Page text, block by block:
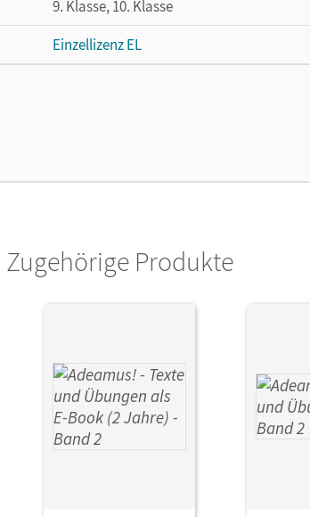
9. Klasse, 10. Klasse
Einzellizenz EL
Zugehörige Produkte